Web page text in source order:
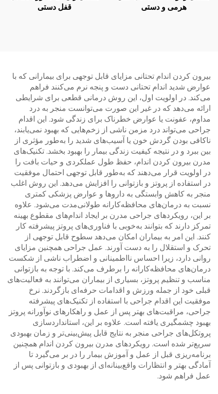
هرمی و دستی
قفل دستی
بیرون کردن اندام تحتانی مزایای قابل توجهی برای بیمارانی که با
عوارض شدید اندام تحتانی دست و پنجه نرم می‌کنند فراهم
می‌کند. در اولویت اول، این روش درمانی قطعی برای شرایطی
ارائه می‌دهد که در غیر این صورت می‌توانست منجر به درد
مداوم، عفونت یا عوارض خطرناک برای زندگی شود. این اقدام
جراحی می‌تواند درد مزمن ناشی از زخم‌هایی که بهبود نمی‌یابند،
ناکافی بودن گردش خون یا آسیب‌های شدید را به‌طور مؤثری از
بین ببرد و در نتیجه کیفیت زندگی بیمار را بهبود بخشد. تکنیک‌های
مدرن بیرون کردن اندام، حفظ طول عملکردی و حیات بافت را
در اولویت قرار می‌دهند که به‌طور قابل توجهی احتمال موفقیت
در استفاده از پروتز و بازتوانی را افزایش می‌دهد. این روش اغلب
منجر به کاهش وابستگی به داروها و عوارض پزشکی کمتری
نسبت به درمان‌های محافظه‌کارانه طولانی‌مدت می‌شود. علاوه
بر این، رویکردهای جراحی مدرن بر ایجاد اندام‌های مقطوع بهینه
تمرکز دارند که بتوانند به‌خوبی با فناوری‌های پروتز پیشرفته کار
کنند. این امر به بیماران امکان می‌دهد سطوح قابل توجهی از
تحرک و استقلال را به دست آورند. عمل جراحی همچنین مزایای
روانی دارد، زیرا احساس نااطمینانی و اضطراب ناشی از شکست
درمان‌های محافظه‌کارانه را برطرف می‌کند. با توجه به بازتوانی
مناسب و تنظیم پروتز، بسیاری از بیماران می‌توانند به فعالیت‌های
قبلی خود از جمله ورزش و اقدامات حرفه‌ای بازگردند. نرخ
موفقیت این اقدام جراحی با استفاده از تکنیک‌های پیشرفته
جراحی، مراقبت‌های بهتر پس از عمل و راهکارهای نوآورانه پروتز
بهبود چشمگیری یافته است. علاوه بر این، استانداردسازی
پروتکل‌های جراحی منجر به نتایج قابل پیش‌بینی‌تر و زمان بهبودی
سریع‌تر شده است. رویکردهای مدرن بیرون کردن اندام همچنین
برنامه‌ریزی قبل از عمل و آموزش بیمار را در بر می‌گیرد تا
آمادگی بهتر و انتظارات واقع‌بینانه‌ای از بهبودی و بازتوانی پس از
عمل فراهم شود.